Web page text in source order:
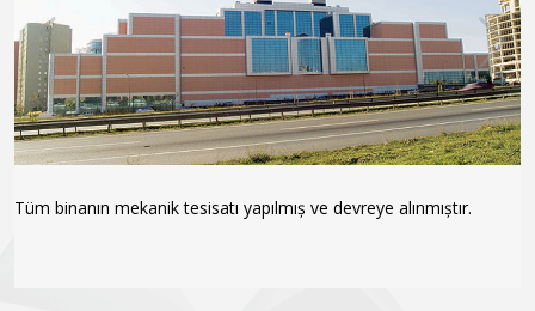
Tüm binanın mekanik tesisatı yapılmıș ve devreye alınmıștır.